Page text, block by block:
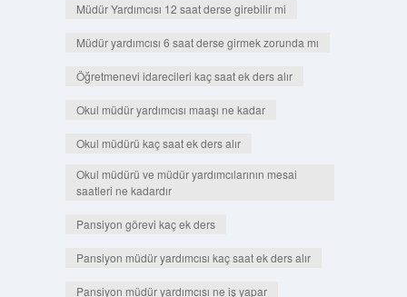
Müdür Yardımcısı 12 saat derse girebilir mi
Müdür yardımcısı 6 saat derse girmek zorunda mı
Öğretmenevi idarecileri kaç saat ek ders alır
Okul müdür yardımcısı maaşı ne kadar
Okul müdürü kaç saat ek ders alır
Okul müdürü ve müdür yardımcılarının mesai
saatleri ne kadardır
Pansiyon görevi kaç ek ders
Pansiyon müdür yardımcısı kaç saat ek ders alır
Pansiyon müdür yardımcısı ne iş yapar